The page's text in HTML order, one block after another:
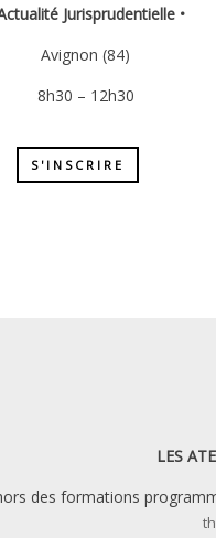
Jurisprudentielle •
Avignon (84)
8h30 – 12h30
S'INSCRIRE
LES
des formations